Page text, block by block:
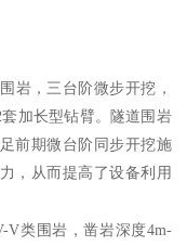
岩，三台阶微步开挖，
加长型钻臂。隧道围岩
前期微台阶同步开挖施
，从而提高了设备利用
类围岩，凿岩深度4m-